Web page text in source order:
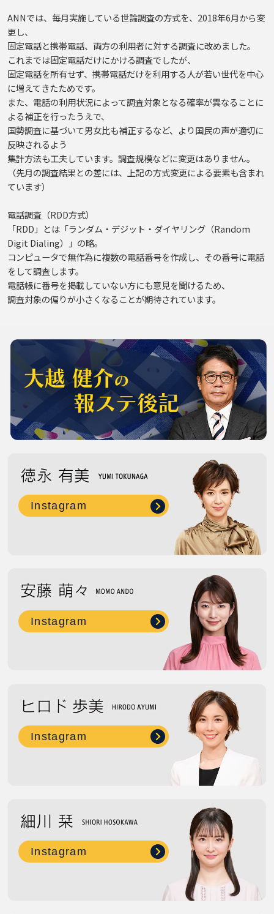
ANNでは、毎月実施している世論調査の方式を、2018年6月から変
更し、
固定電話と携帯電話、両方の利用者に対する調査に改めました。
これまでは固定電話だけにかける調査でしたが、
固定電話を所有せず、携帯電話だけを利用する人が若い世代を中心
に増えてきたためです。
また、電話の利用状況によって調査対象となる確率が異なることに
よる補正を行ったうえで、
国勢調査に基づいて男女比も補正するなど、より国民の声が適切に
反映されるよう
集計方法も工夫しています。調査規模などに変更はありません。
（先月の調査結果との差には、上記の方式変更による要素も含まれ
ています）
電話調査（RDD方式）
「RDD」とは「ランダム・デジット・ダイヤリング（Random
Digit Dialing）」の略。
コンピュータで無作為に複数の電話番号を作成し、その番号に電話
をして調査します。
電話帳に番号を掲載していない方にも意見を聞けるため、
調査対象の偏りが小さくなることが期待されています。
Instagram
Instagram
Instagram
Instagram